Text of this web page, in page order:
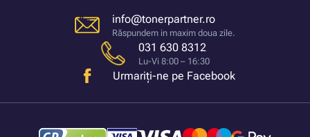
info@tonerpartner.ro
Răspundem in maxim doua zile.
031 630 8312
Lu-Vi 8:00 – 16:30
Urmariți-ne pe Facebook